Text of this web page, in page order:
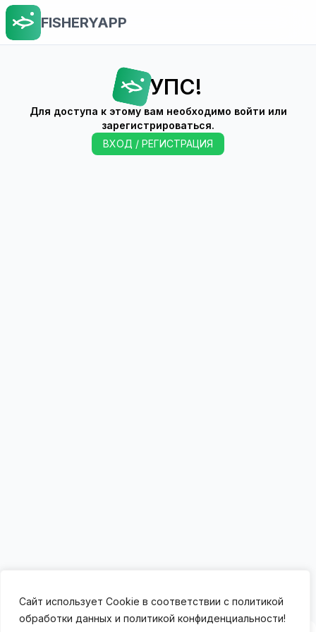
Сайт использует Cookie в соответствии с политикой
обработки данных и политикой конфиденциальности!
FISHERYAPP
УПС!
Для доступа к этому вам необходимо войти или
зарегистрироваться.
ВХОД / РЕГИСТРАЦИЯ